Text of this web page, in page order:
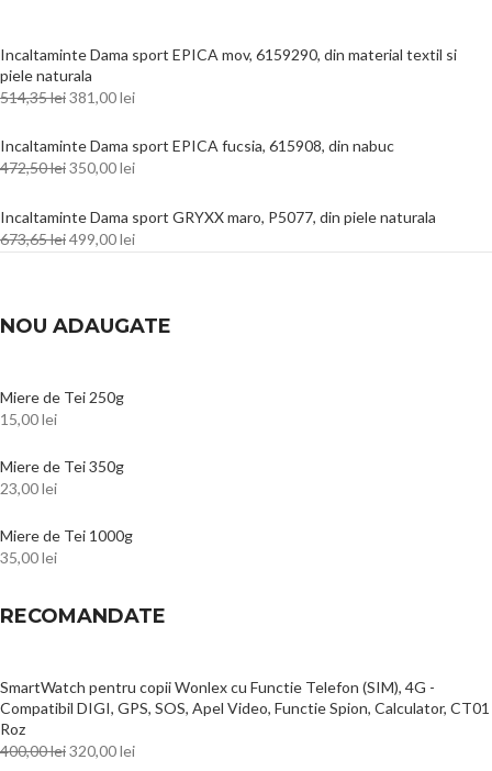
Incaltaminte Dama sport EPICA mov, 6159290, din material textil si
piele naturala
514,35lei381,00lei
Incaltaminte Dama sport EPICA fucsia, 615908, din nabuc
472,50lei350,00lei
Incaltaminte Dama sport GRYXX maro, P5077, din piele naturala
673,65lei499,00lei
NOU ADAUGATE
Miere de Tei 250g
15,00lei
Miere de Tei 350g
23,00lei
Miere de Tei 1000g
35,00lei
RECOMANDATE
SmartWatch pentru copii Wonlex cu Functie Telefon (SIM), 4G -
Compatibil DIGI, GPS, SOS, Apel Video, Functie Spion, Calculator, CT01
Roz
400,00lei320,00lei